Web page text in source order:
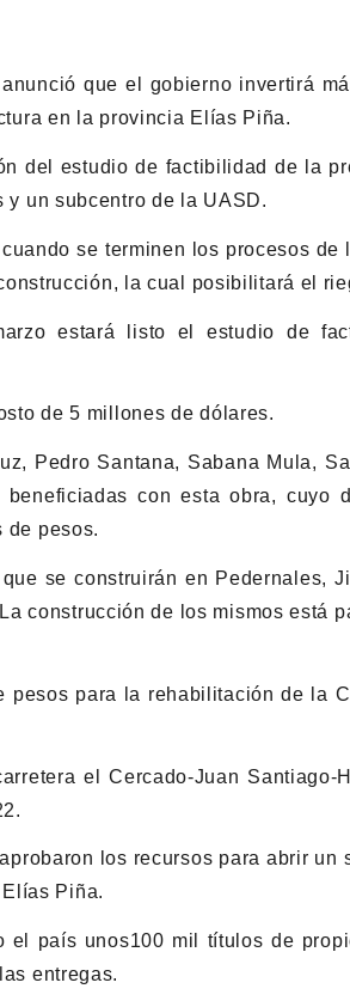
que el gobierno invertirá
en la provincia Elías Piña.
del estudio de factibilidad de la
y un subcentro de la UASD.
se terminen los procesos
la cual posibilitará el
estará listo el estudio de
de 5 millones de dólares.
Pedro Santana, Sabana Mula,
beneficiadas con esta obra, cuyo
de pesos.
se construirán en Pedernales,
construcción de los mismos está
pesos para la rehabilitación de la
el Cercado-Juan Santiago-
los recursos para abrir un
Piña.
el país unos100 mil títulos de
entregas.